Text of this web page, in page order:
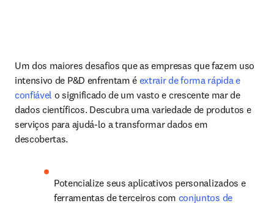
Um dos maiores desafios que as empresas que fazem uso
intensivo de P&D enfrentam é extrair de forma rápida e
confiável o significado de um vasto e crescente mar de
dados científicos. Descubra uma variedade de produtos e
serviços para ajudá-lo a transformar dados em
descobertas.
Potencialize seus aplicativos personalizados e
ferramentas de terceiros com conjuntos de